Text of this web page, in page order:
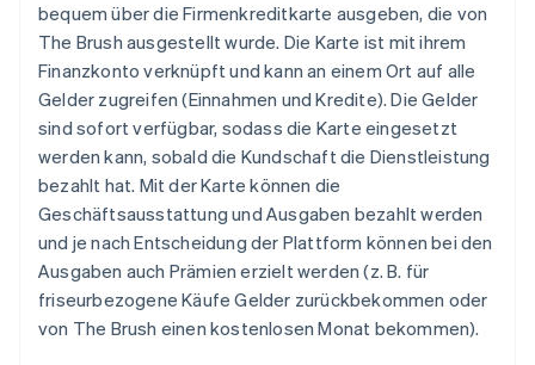
bequem über die Firmenkreditkarte ausgeben, die von
The Brush ausgestellt wurde. Die Karte ist mit ihrem
Finanzkonto verknüpft und kann an einem Ort auf alle
Gelder zugreifen (Einnahmen und Kredite). Die Gelder
sind sofort verfügbar, sodass die Karte eingesetzt
werden kann, sobald die Kundschaft die Dienstleistung
bezahlt hat. Mit der Karte können die
Geschäftsausstattung und Ausgaben bezahlt werden
und je nach Entscheidung der Plattform können bei den
Ausgaben auch Prämien erzielt werden (z. B. für
friseurbezogene Käufe Gelder zurückbekommen oder
von The Brush einen kostenlosen Monat bekommen).